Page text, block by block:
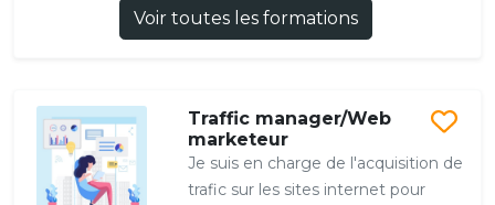
Voir toutes les formations
Traffic manager/Web
marketeur
Je suis en charge de l'acquisition de
trafic sur les sites internet pour